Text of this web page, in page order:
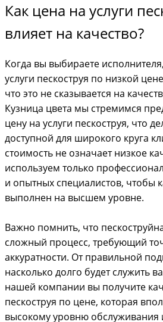
Как цена на услуги
влияет на качество?
Когда вы выбираете
услуги пескоструя по низкой
что это не сказывается на
Кузница цвета мы стремимся
цену на услуги пескоструя, что
доступной для широкого круга
стоимость не означает низкое
используем только
и опытных специалистов, чтобы
выполнен на высшем уровне.
Важно помнить, что
сложный процесс, требующий
аккуратности. От правильной
насколько долго будет служить
нашей компании вы получите
пескоструя по цене, которая
высокому уровню обслуживания